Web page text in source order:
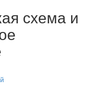
схема и